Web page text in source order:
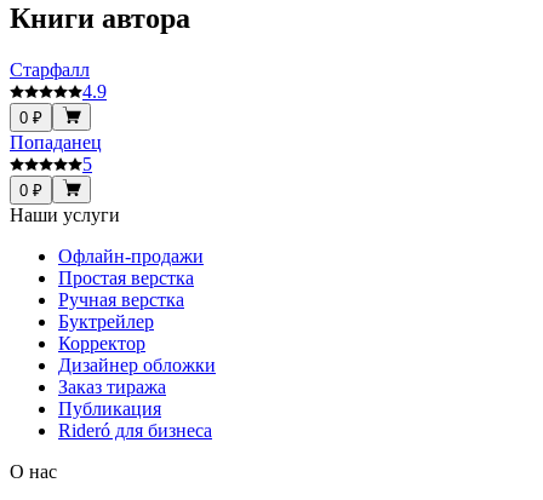
Книги автора
Старфалл
4.9
0 ₽
Попаданец
5
0 ₽
Наши услуги
Офлайн-продажи
Простая верстка
Ручная верстка
Буктрейлер
Корректор
Дизайнер обложки
Заказ тиража
Публикация
Rideró для бизнеса
О нас